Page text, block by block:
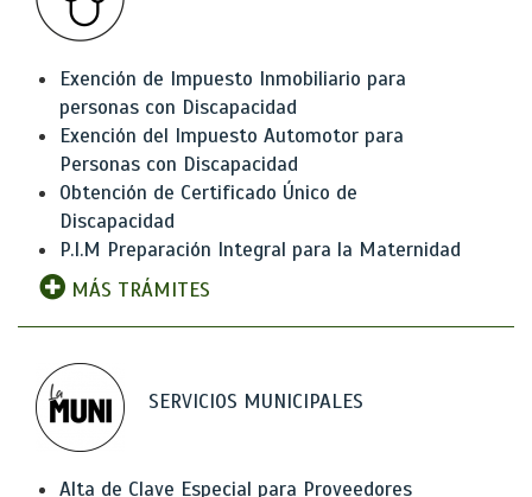
Exención de Impuesto Inmobiliario para
personas con Discapacidad
Exención del Impuesto Automotor para
Personas con Discapacidad
Obtención de Certificado Único de
Discapacidad
P.I.M Preparación Integral para la Maternidad
MÁS TRÁMITES
SERVICIOS MUNICIPALES
Alta de Clave Especial para Proveedores